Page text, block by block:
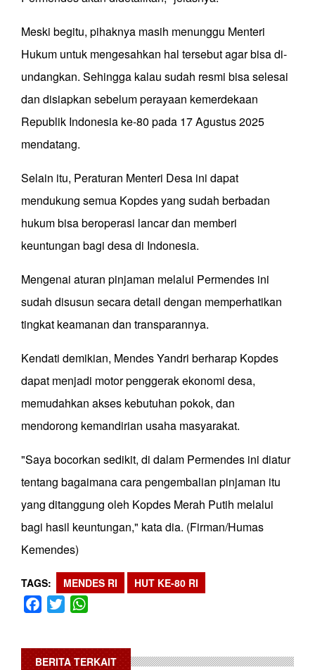
Meski begitu, pihaknya masih menunggu Menteri
Hukum untuk mengesahkan hal tersebut agar bisa di-
undangkan. Sehingga kalau sudah resmi bisa selesai
dan disiapkan sebelum perayaan kemerdekaan
Republik Indonesia ke-80 pada 17 Agustus 2025
mendatang.
Selain itu, Peraturan Menteri Desa ini dapat
mendukung semua Kopdes yang sudah berbadan
hukum bisa beroperasi lancar dan memberi
keuntungan bagi desa di Indonesia.
Mengenai aturan pinjaman melalui Permendes ini
sudah disusun secara detail dengan memperhatikan
tingkat keamanan dan transparannya.
Kendati demikian, Mendes Yandri berharap Kopdes
dapat menjadi motor penggerak ekonomi desa,
memudahkan akses kebutuhan pokok, dan
mendorong kemandirian usaha masyarakat.
"Saya bocorkan sedikit, di dalam Permendes ini diatur
tentang bagaimana cara pengembalian pinjaman itu
yang ditanggung oleh Kopdes Merah Putih melalui
bagi hasil keuntungan," kata dia. (Firman/Humas
Kemendes)
TAGS MENDES RI HUT KE-80 RI
Facebook
Twitter
BERITA TERKAIT